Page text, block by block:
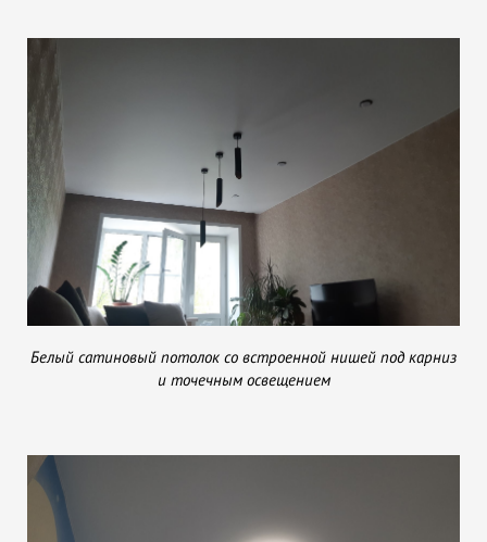
Белый сатиновый потолок со встроенной нишей под карниз
и точечным освещением